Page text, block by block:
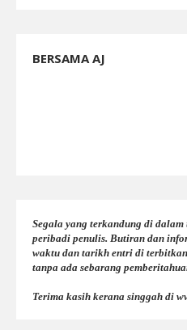
BERSAMA AJ
Segala yang terkandung di
peribadi penulis. Butiran dan
waktu dan tarikh entri di
tanpa ada sebarang
Terima kasih kerana singgah di